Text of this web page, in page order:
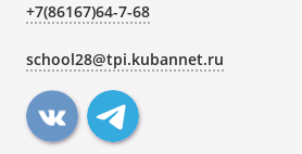
+7(86167)64-7-68
school28@tpi.kubannet.ru